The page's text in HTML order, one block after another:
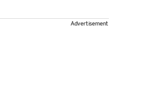
Advertisement